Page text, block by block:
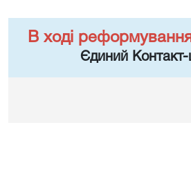
В ході
Єдиний Контакт-